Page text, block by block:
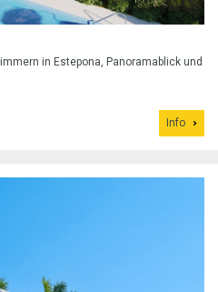
in Estepona, Panoramablick und
Info